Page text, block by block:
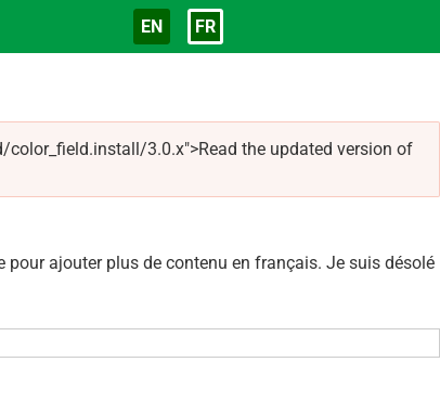
Langue
EN FR
3.0.x">Read the updated version of
ajouter plus de contenu en français. Je suis désolé